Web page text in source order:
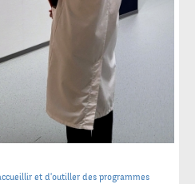
et d'outiller des programmes